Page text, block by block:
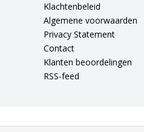
Klachtenbeleid
Algemene voorwaarden
Privacy Statement
Contact
Klanten beoordelingen
RSS-feed